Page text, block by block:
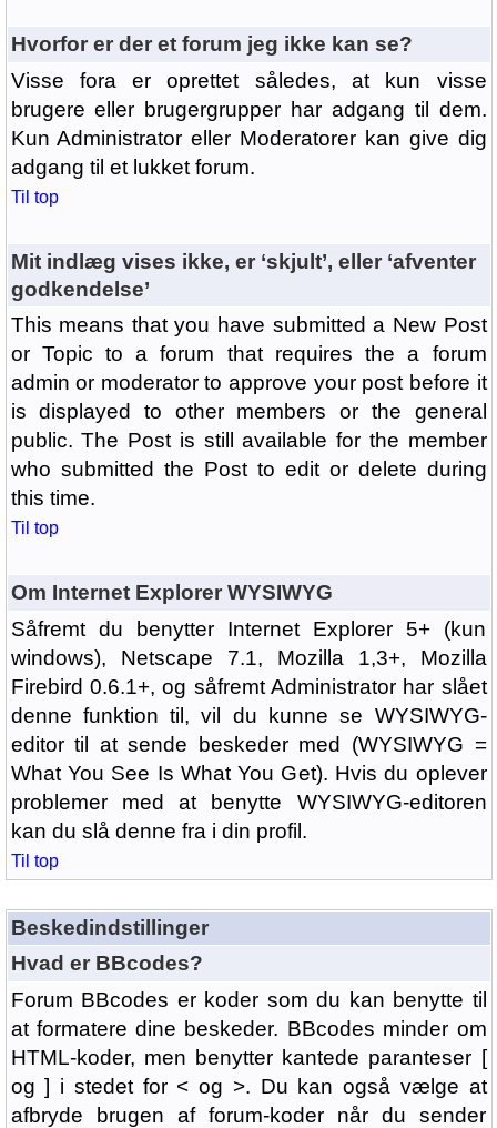
Hvorfor er der et forum jeg ikke kan se?
Visse fora er oprettet således, at kun visse
brugere eller brugergrupper har adgang til dem.
Kun Administrator eller Moderatorer kan give dig
adgang til et lukket forum.
Til top
Mit indlæg vises ikke, er ‘skjult’, eller ‘afventer
godkendelse’
This means that you have submitted a New Post
or Topic to a forum that requires the a forum
admin or moderator to approve your post before it
is displayed to other members or the general
public. The Post is still available for the member
who submitted the Post to edit or delete during
this time.
Til top
Om Internet Explorer WYSIWYG
Såfremt du benytter Internet Explorer 5+ (kun
windows), Netscape 7.1, Mozilla 1,3+, Mozilla
Firebird 0.6.1+, og såfremt Administrator har slået
denne funktion til, vil du kunne se WYSIWYG-
editor til at sende beskeder med (WYSIWYG =
What You See Is What You Get). Hvis du oplever
problemer med at benytte WYSIWYG-editoren
kan du slå denne fra i din profil.
Til top
Beskedindstillinger
Hvad er BBcodes?
Forum BBcodes er koder som du kan benytte til
at formatere dine beskeder. BBcodes minder om
HTML-koder, men benytter kantede paranteser [
og ] i stedet for < og >. Du kan også vælge at
afbryde brugen af forum-koder når du sender